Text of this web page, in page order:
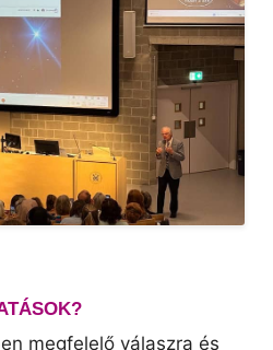
megfelelő válaszra és